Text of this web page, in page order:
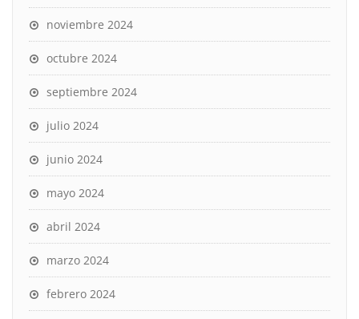
noviembre 2024
octubre 2024
septiembre 2024
julio 2024
junio 2024
mayo 2024
abril 2024
marzo 2024
febrero 2024